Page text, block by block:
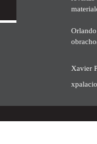
Xavier